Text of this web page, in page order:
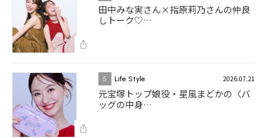
田中みな実さん×指原莉乃さんの仲良
しトーク♡…
5 Life Style 2026.07.21
元宝塚トップ娘役・星風まどかの〈バ
ッグの中身…